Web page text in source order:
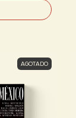
AGOTADO